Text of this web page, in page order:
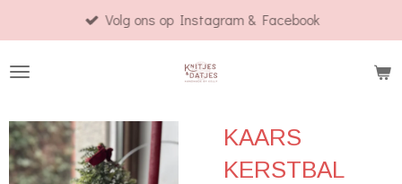
direct
naar
hoofdinhoud
Volg ons op Instagram & Facebook
KAARS
KERSTBAL